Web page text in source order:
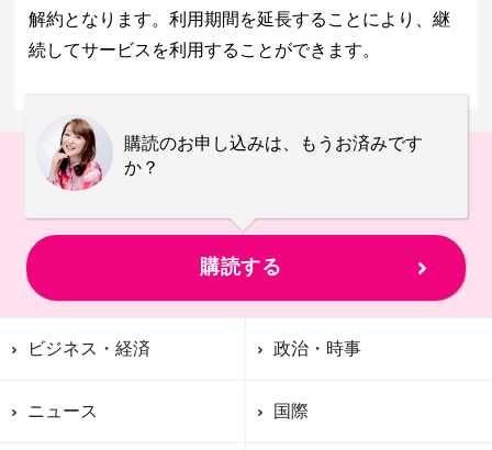
解約となります。利用期間を延長することにより、継
続してサービスを利用することができます。
購読のお申し込みは、もうお済みです
か？
購読する
ビジネス・経済 政治・時事
ニュース 国際